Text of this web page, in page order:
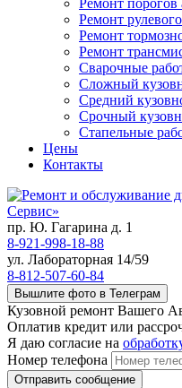
Ремонт порогов
Ремонт
Ремонт
Ремонт
Сварочные
Сложный
Средний
Срочный
Стапельные
Цены
Контакты
пр. Ю. Гагарина д. 1
8-921-998-18-88
ул. Лабораторная 14/59
8-812-507-60-84
Вышлите фото в Телеграм
Кузовной ремонт Вашего
Оплатив кредит или
Я даю согласие на
Номер телефона